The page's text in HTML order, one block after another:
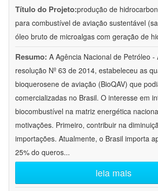
Título do Projeto:produção de
para combustível de aviação sustentável
óleo bruto de microalgas com geração de
Resumo: A Agência Nacional de Petróleo -
resolução Nº 63 de 2014, estabeleceu as
bioquerosene de aviação (BioQAV) que
comercializadas no Brasil. O interesse em
biocombustível na matriz energética
motivações. Primeiro, contribuir na
importações. Atualmente, o Brasil importa
25% do queros...
leia mais